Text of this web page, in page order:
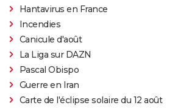
Hantavirus en France
Incendies
Canicule d'août
La Liga sur DAZN
Pascal Obispo
Guerre en Iran
Carte de l'éclipse solaire du 12 août